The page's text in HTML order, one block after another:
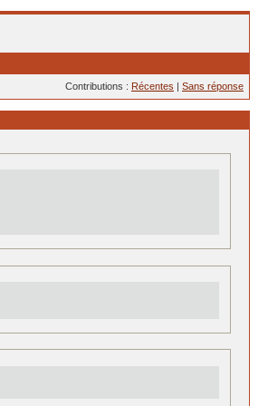
Contributions : Récentes | Sans réponse